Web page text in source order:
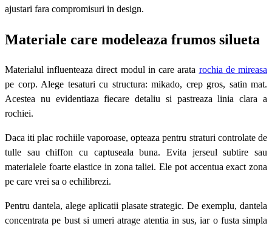
ajustari fara compromisuri in design.
Materiale care modeleaza frumos silueta
Materialul influenteaza direct modul in care arata rochia de mireasa
pe corp. Alege tesaturi cu structura: mikado, crep gros, satin mat.
Acestea nu evidentiaza fiecare detaliu si pastreaza linia clara a
rochiei.
Daca iti plac rochiile vaporoase, opteaza pentru straturi controlate de
tulle sau chiffon cu captuseala buna. Evita jerseul subtire sau
materialele foarte elastice in zona taliei. Ele pot accentua exact zona
pe care vrei sa o echilibrezi.
Pentru dantela, alege aplicatii plasate strategic. De exemplu, dantela
concentrata pe bust si umeri atrage atentia in sus, iar o fusta simpla